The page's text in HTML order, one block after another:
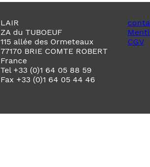
LAIR
ZA du TUBOEUF
115 allée des Ormeteaux
77170 BRIE COMTE ROBERT
France
Tel +33 (0)1 64 05 88 59
Fax +33 (0)1 64 05 44 46
CGV